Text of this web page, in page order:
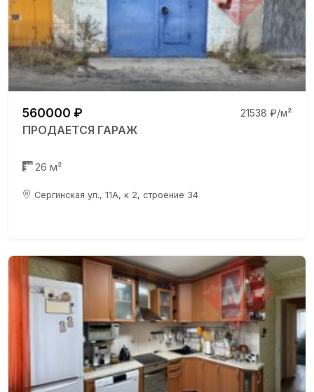
560000 ₽ 21538 ₽/м²
ПРОДАЕТСЯ ГАРАЖ
26 м²
Сергинская ул., 11А, к 2, строение 34